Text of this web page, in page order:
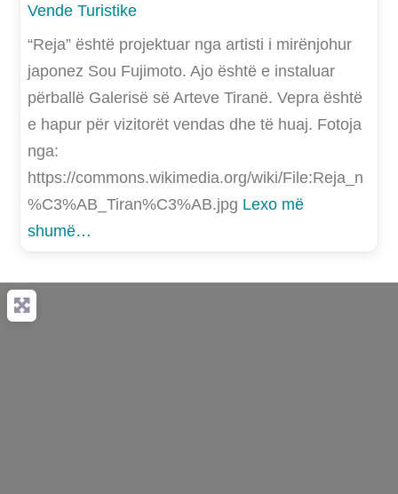
Vende Turistike
“Reja” është projektuar nga artisti i mirënjohur
japonez Sou Fujimoto. Ajo është e instaluar
përballë Galerisë së Arteve Tiranë. Vepra është
e hapur për vizitorët vendas dhe të huaj. Fotoja
nga:
https://commons.wikimedia.org/wiki/File:Reja_n
%C3%AB_Tiran%C3%AB.jpg Lexo më
shumë…